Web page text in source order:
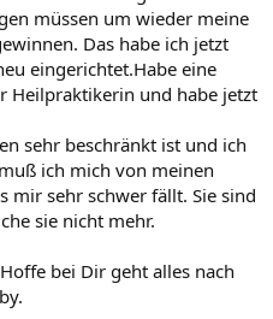
müssen um wieder meine
Das habe ich jetzt
eingerichtet.Habe eine
Heilpraktikerin und habe jetzt
sehr beschränkt ist und ich
ich mich von meinen
mir sehr schwer fällt. Sie sind
sie nicht mehr.
bei Dir geht alles nach